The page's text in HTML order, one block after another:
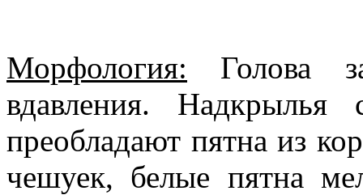
Морфология: Голова
вдавления. Надкрылья
преобладают пятна из
чешуек, белые пятна